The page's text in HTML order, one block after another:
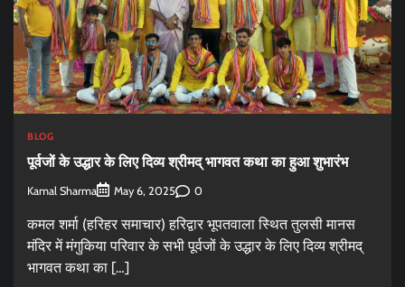
BLOG
पूर्वजों के उद्धार के लिए दिव्य श्रीमद् भागवत कथा का हुआ शुभारंभ
Kamal Sharma May 6, 2025 0
कमल शर्मा (हरिहर समाचार) हरिद्वार भूपतवाला स्थित तुलसी मानस
मंदिर में मंगुकिया परिवार के सभी पूर्वजों के उद्धार के लिए दिव्य श्रीमद्
भागवत कथा का […]